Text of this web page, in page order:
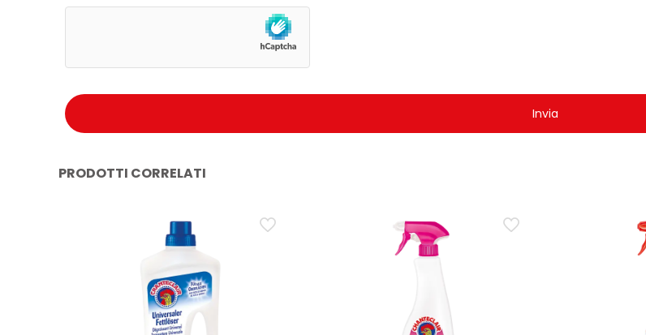
PRODOTTI CORRELATI